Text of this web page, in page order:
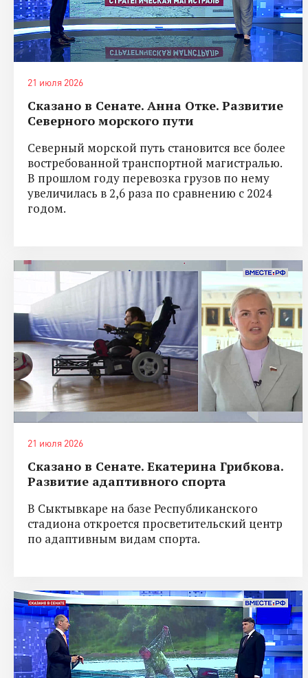
21 июля 2026
Сказано в Сенате. Анна Отке. Развитие
Северного морского пути
Северный морской путь становится все более
востребованной транспортной магистралью.
В прошлом году перевозка грузов по нему
увеличилась в 2,6 раза по сравнению с 2024
годом.
21 июля 2026
Сказано в Сенате. Екатерина Грибкова.
Развитие адаптивного спорта
В Сыктывкаре на базе Республиканского
стадиона откроется просветительский центр
по адаптивным видам спорта.